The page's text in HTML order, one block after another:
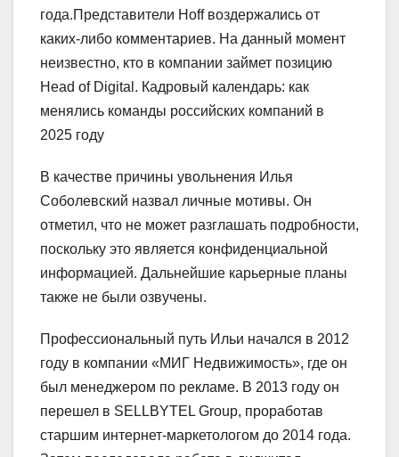
года.Представители Hoff воздержались от
каких-либо комментариев. На данный момент
неизвестно, кто в компании займет позицию
Head of Digital. Кадровый календарь: как
менялись команды российских компаний в
2025 году
В качестве причины увольнения Илья
Соболевский назвал личные мотивы. Он
отметил, что не может разглашать подробности,
поскольку это является конфиденциальной
информацией. Дальнейшие карьерные планы
также не были озвучены.
Профессиональный путь Ильи начался в 2012
году в компании «МИГ Недвижимость», где он
был менеджером по рекламе. В 2013 году он
перешел в SELLBYTEL Group, проработав
старшим интернет-маркетологом до 2014 года.